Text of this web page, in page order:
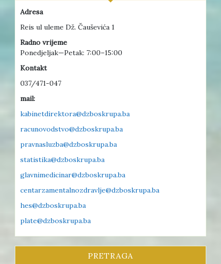
Adresa
Reis ul uleme Dž. Čauševića 1
Radno vrijeme
Ponedjeljak—Petak: 7:00–15:00
Kontakt
037/471-047
mail:
kabinetdirektora@dzboskrupa.ba
racunovodstvo@dzboskrupa.ba
pravnasluzba@dzboskrupa.ba
statistika@dzboskrupa.ba
glavnimedicinar@dzboskrupa.ba
centarzamentalnozdravlje@dzboskrupa.ba
hes@dzboskrupa.ba
plate@dzboskrupa.ba
PRETRAGA